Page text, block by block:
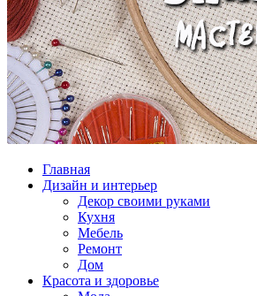
Главная
Дизайн и интерьер
Декор своими руками
Кухня
Мебель
Ремонт
Дом
Красота и здоровье